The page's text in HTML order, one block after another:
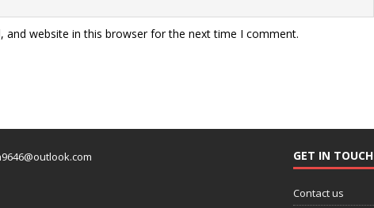
and website in this browser for the next time I comment.
GET IN TOUCH
Contact us